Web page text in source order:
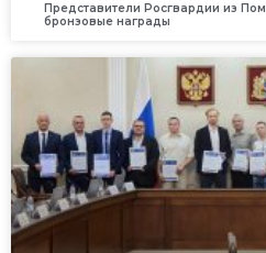
Представители Росгвардии из
бронзовые награды